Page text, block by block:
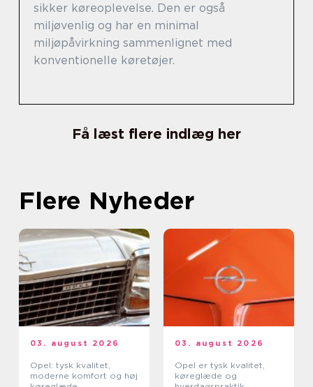
sikker køreoplevelse. Den er også
miljøvenlig og har en minimal
miljøpåvirkning sammenlignet med
konventionelle køretøjer.
Få læst flere indlæg her
Flere Nyheder
03. august 2026
Opel: tysk kvalitet,
moderne komfort og høj
03. august 2026
Opel er tysk kvalitet,
køreglæde og